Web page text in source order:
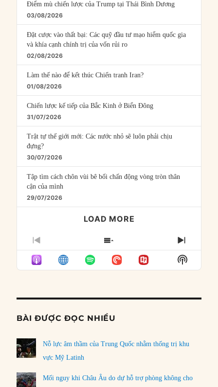
Điểm mù chiến lược của Trump tại Thái Bình Dương
03/08/2026
Đặt cược vào thất bại: Các quỹ đầu tư mạo hiểm quốc gia
và khía cạnh chính trị của vốn rủi ro
02/08/2026
Làm thế nào để kết thúc Chiến tranh Iran?
01/08/2026
Chiến lược kế tiếp của Bắc Kinh ở Biển Đông
31/07/2026
Trật tự thế giới mới: Các nước nhỏ sẽ luôn phải chịu
đựng?
30/07/2026
Tập tìm cách chôn vùi bê bối chấn động vòng tròn thân
cận của mình
29/07/2026
LOAD MORE
PREVIOUS
EPISODE
SHOW
EPISODES
LIST
NEXT
Show
Podcast
BÀI ĐƯỢC ĐỌC NHIỀU
Nỗ lực âm thầm của Trung Quốc nhằm thống trị khu
vực Mỹ Latinh
Mối nguy khi Châu Âu do dự hỗ trợ phòng không cho